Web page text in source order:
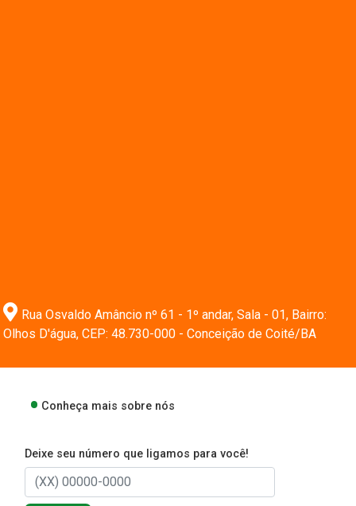
Rua Osvaldo Amâncio nº 61 - 1º andar, Sala - 01, Bairro:
Olhos D'água, CEP: 48.730-000 - Conceição de Coité/BA
Conheça mais sobre nós
Deixe seu número que ligamos para você!